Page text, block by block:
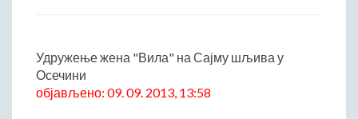
Мали и Велики град
Мачков камен
Манастир Св. Николај Српски
Удружење жена "Вила" на Сајму шљива у
Осечини
објављено: 09. 09. 2013, 13:58